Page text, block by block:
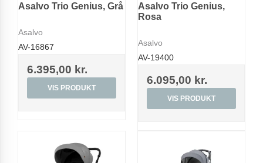
Asalvo Trio Genius, Grå
Asalvo
AV-16867
6.395,00 kr.
VIS PRODUKT
Asalvo Trio Genius,
Rosa
Asalvo
AV-19400
6.095,00 kr.
VIS PRODUKT